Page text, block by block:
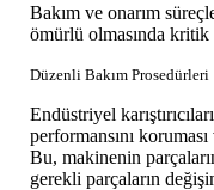
Bakım ve onarım
ömürlü olmasında
Düzenli Bakım Prosedürleri
Endüstriyel
performansını
Bu, makinenin
gerekli parçaların